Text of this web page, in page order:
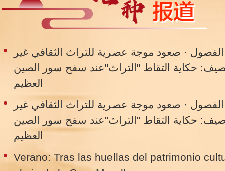
الفصول · صعود موجة عصرية للتراث الثقافي غير
حكاية التقاط "التراث"عند سفح سور الصين
العظيم
الفصول · صعود موجة عصرية للتراث الثقافي غير
حكاية التقاط "التراث"عند سفح سور الصين
العظيم
Verano: Tras las huellas del patrimonio